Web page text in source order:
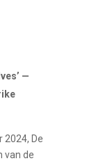
—
2024, De
van de